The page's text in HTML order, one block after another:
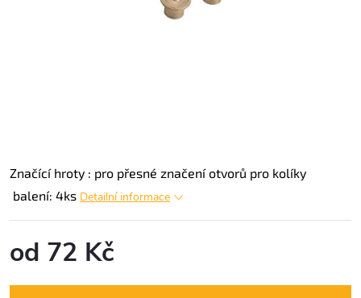
Značící hroty : pro přesné značení otvorů pro kolíky
balení: 4ks Detailní informace
od 72 Kč